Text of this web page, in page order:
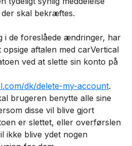
skal bekræftes.
i de foreslåede ændringer, har
aftalen med carVertical
ved at slette sin konto på
dk/delete-my-account.
brugeren benytte alle sine
disse vil blive gjort
er slettet, eller overførslen
ikke blive ydet nogen